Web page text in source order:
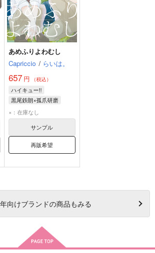
あめふりよわむし
Capriccio / らいは。
657 円 （税込）
ハイキュー!!
黒尾鉄朗×孤爪研磨
黒尾鉄朗
×：在庫なし
サンプル
再販希望
向けブランドの商品もみる